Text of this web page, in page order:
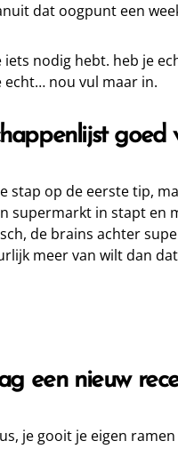
dat oogpunt een
nodig hebt. heb je
echt… nou vul maar in.
goed
stap op de eerste tip,
supermarkt in stapt en
de brains achter
meer van wilt dan
een nieuw
je gooit je eigen ramen